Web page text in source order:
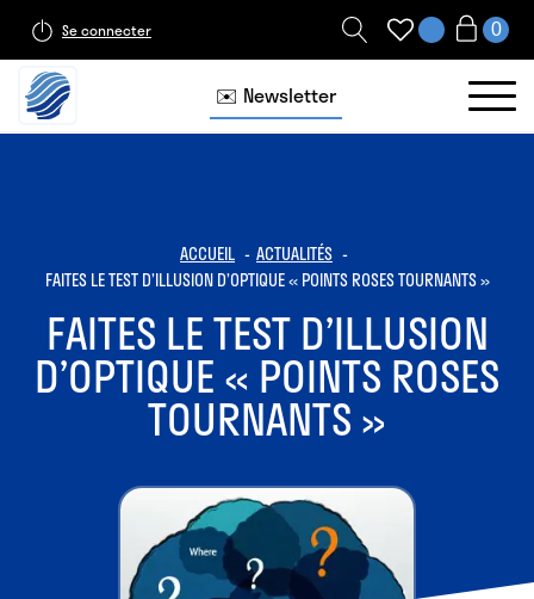
Se connecter
✉️ Newsletter
ACCUEIL
ACTUALITÉS
FAITES LE TEST D’ILLUSION D’OPTIQUE « POINTS ROSES TOURNANTS »
FAITES LE TEST D’ILLUSION
D’OPTIQUE « POINTS ROSES
TOURNANTS »